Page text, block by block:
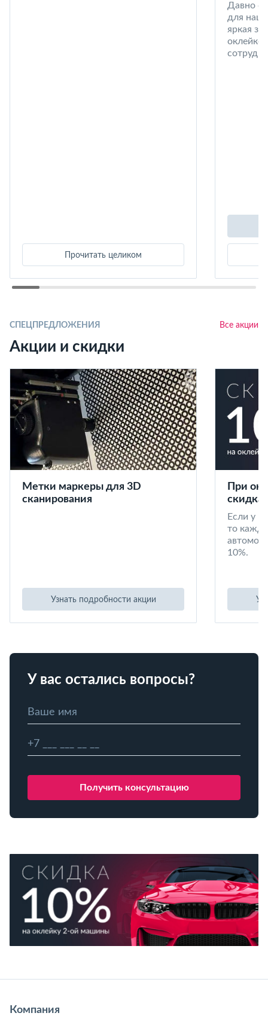
Прочитать целиком
Давно
для
яркая
оклейке
СПЕЦПРЕДЛОЖЕНИЯ Все акции
Акции и скидки
Метки маркеры для 3D
сканирования
Узнать подробности акции
При
скидка
Если у
то
10%.
У вас остались вопросы?
Компания